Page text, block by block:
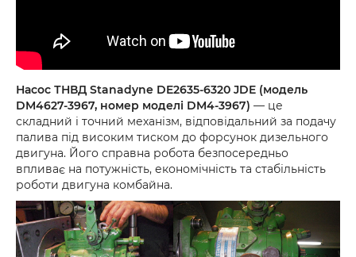
Насос ТНВД Stanadyne DE2635-6320 JDE (модель
DM4627-3967, номер моделі DM4-3967) — це
складний і точний механізм, відповідальний за подачу
палива під високим тиском до форсунок дизельного
двигуна. Його справна робота безпосередньо
впливає на потужність, економічність та стабільність
роботи двигуна комбайна.